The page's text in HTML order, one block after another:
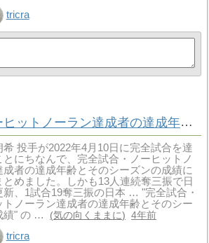
tricra
完全試合・ノーヒットノーラン達成者の達成年齢とそのシーズンの成績
希 投手が2022年4月10日に完全試合を達
とにちなんで、完全試合・ノーヒットノ
成者の達成年齢とそのシーズンの成績に
とめました。しかも13人連続奪三振で日
新、1試合19奪三振の日本 … "完全試合・
トノーラン達成者の達成年齢とそのシー
績" の …
気の向くままに 4年前
tricra